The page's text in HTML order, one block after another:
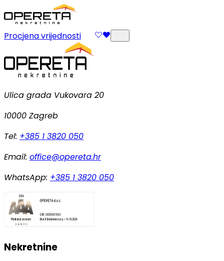
Procjena vrijednosti
Ulica grada Vukovara 20
10000 Zagreb
Tel: +385 1 3820 050
Email: office@opereta.hr
WhatsApp: +385 1 3820 050
Nekretnine